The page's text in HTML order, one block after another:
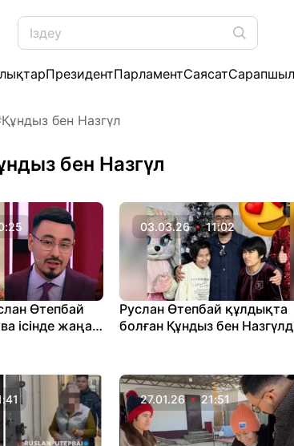
ПрезидентПарламентСаясат
бен Назгүл
бен Назгүл
Өтепбай
ісінде жаңа
03.03.26 11:02
Руслан Өтепбай құлдықта
болған Құндыз бен
27.01.26 21:51